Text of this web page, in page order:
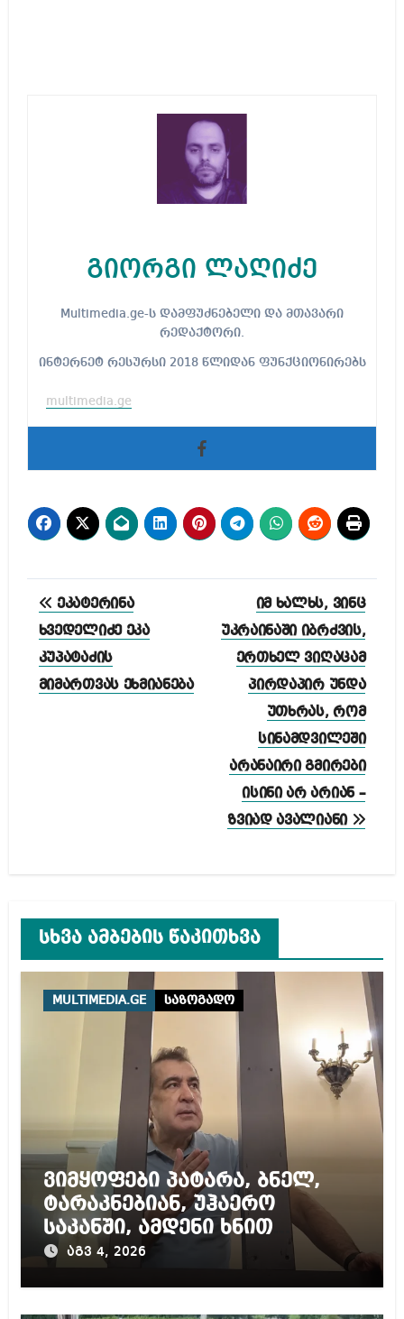
გიორგი ლაღიძე
Multimedia.ge-ს დამფუძნებელი და მთავარი
რედაქტორი.
ინტერნეტ რესურსი 2018 წლიდან ფუნქციონირებს
multimedia.ge
პოსტის
ნავიგაცია
ეკატერინა
ხვედელიძე ეკა
კუპატაძის
მიმართვას ეხმიანება
იმ ხალხს, ვინც
უკრაინაში იბრძვის,
ერთხელ ვიღაცამ
პირდაპირ უნდა
უთხრას, რომ
სინამდვილეში
არანაირი გმირები
ისინი არ არიან –
ზვიად ავალიანი
სხვა ამბების წაკითხვა
MULTIMEDIA.GE საზოგადო
ვიმყოფები პატარა, ბნელ,
ტარაკნებიან, უჰაერო
საკანში, ამდენი ხნით
სამარტოო საკანში
მოთავსება, საერთაშორისო
აგვ 4, 2026